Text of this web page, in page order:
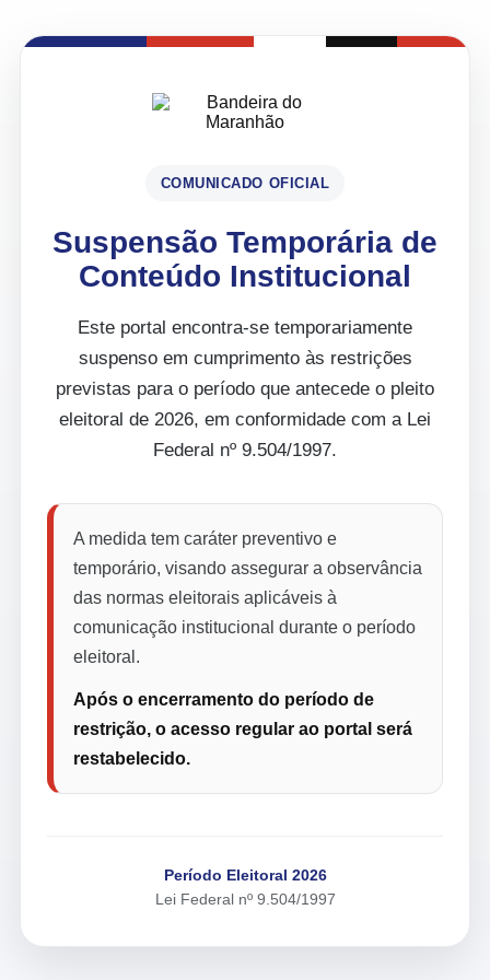
COMUNICADO OFICIAL
Suspensão Temporária de
Conteúdo Institucional
Este portal encontra-se temporariamente
suspenso em cumprimento às restrições
previstas para o período que antecede o pleito
eleitoral de 2026, em conformidade com a Lei
Federal nº 9.504/1997.
A medida tem caráter preventivo e
temporário, visando assegurar a observância
das normas eleitorais aplicáveis à
comunicação institucional durante o período
eleitoral.
Após o encerramento do período de
restrição, o acesso regular ao portal será
restabelecido.
Período Eleitoral 2026
Lei Federal nº 9.504/1997